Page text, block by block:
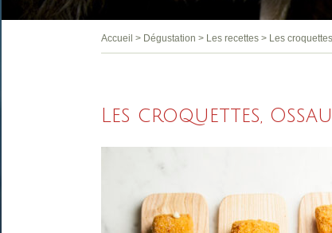
Accueil > Dégustation > Les recettes > Les
Les croquettes,